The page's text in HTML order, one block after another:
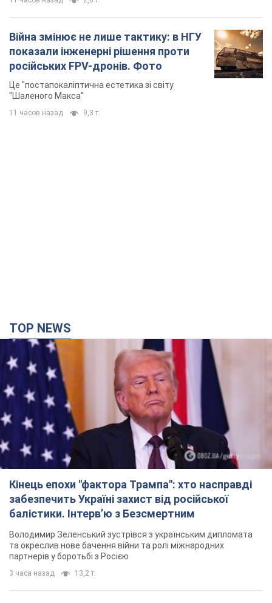
Війна змінює не лише тактику: в НГУ
показали інженерні рішення проти
російських FPV-дронів. Фото
Це "постапокаліптична естетика зі світу
"Шаленого Макса"
11 часов назад 9,3 т.
TOP NEWS
Кінець епохи "фактора Трампа": хто насправді
забезпечить Україні захист від російської
балістики. Інтерв’ю з Безсмертним
Володимир Зеленський зустрівся з українським дипломата
та окреслив нове бачення війни та ролі міжнародних
партнерів у боротьбі з Росією
3 часа назад 13,2 т.